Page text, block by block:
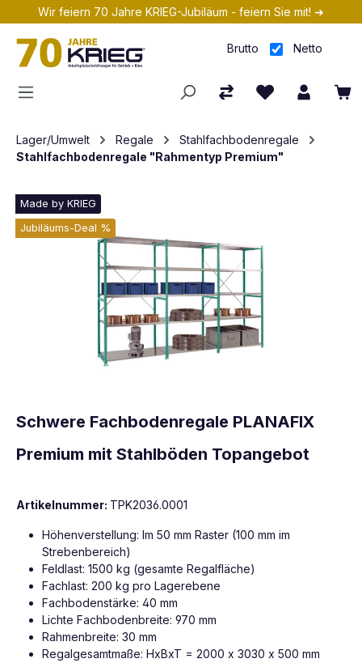
Zum Hauptinhalt springen
Wir feiern 70 Jahre KRIEG-Jubiläum - feiern Sie mit! ➔
Brutto Netto
Lager/Umwelt Regale
Stahlfachbodenregale
Stahlfachbodenregale "Rahmentyp Premium"
Made by KRIEG
Jubiläums-Deal %
Schwere Fachbodenregale PLANAFIX
Premium mit Stahlböden Topangebot
Artikelnummer: TPK2036.0001
Höhenverstellung: Im 50 mm Raster (100 mm im
Strebenbereich)
Feldlast: 1500 kg (gesamte Regalfläche)
Fachlast: 200 kg pro Lagerebene
Fachbodenstärke: 40 mm
Lichte Fachbodenbreite: 970 mm
Rahmenbreite: 30 mm
Regalgesamtmaße: HxBxT = 2000 x 3030 x 500 mm